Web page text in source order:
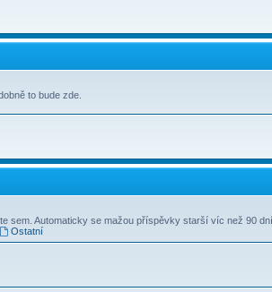
to bude zde.
sem. Automaticky se mažou příspěvky starší víc než 90 dní.
Ostatní